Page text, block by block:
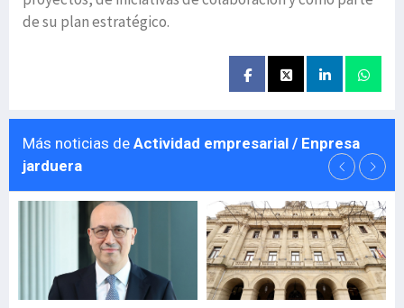
de su plan estratégico.
Más noticias de Actividad empresarial / Enpresa
jarduera